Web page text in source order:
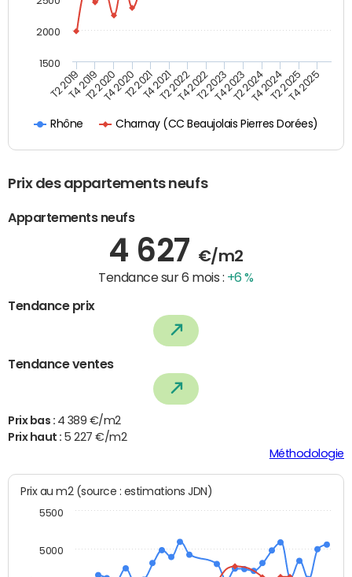
Rhône Charnay (CC Beaujolais Pierres Dorées)
T2 2019T4 2019T2 2020T4 2020T2 2021T4 2021T2 2022T4 2022T2 2023T4 2023T2 2024T4 2024T2 2025T4 2025
1500
2000
Prix des appartements neufs
Appartements neufs
4 627 €/m2
Tendance sur 6 mois : +6 %
Tendance prix
Tendance ventes
Prix bas : 4 389 €/m2
Prix haut : 5 227 €/m2
Méthodologie
Prix au m2 (source : estimations JDN)
5000
5500